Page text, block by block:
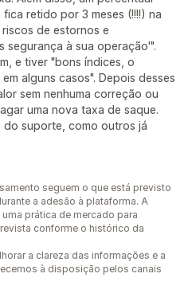
retido por 3 meses (!!!!) na
de estornos e
segurança à sua operação'".
e tiver "bons índices, o
alguns casos". Depois desses
sem nenhuma correção ou
uma nova taxa de saque.
do suporte, como outros já
seguem o que está previsto
a adesão à plataforma. A
prática de mercado para
conforme o histórico da
a clareza das informações e a
à disposição pelos canais